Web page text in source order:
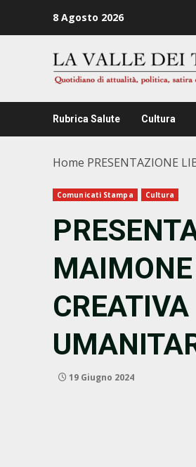
8 Agosto 2026
Rubrica Salute Cultura
Home PRESENTAZIONE
Comunicati Stampa Cultura
19 Giugno 2024